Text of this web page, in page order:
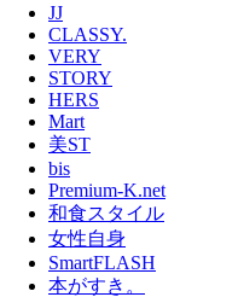
JJ
CLASSY.
VERY
STORY
HERS
Mart
美ST
bis
Premium-K.net
和食スタイル
女性自身
SmartFLASH
本がすき。